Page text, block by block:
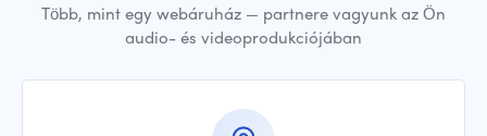
Több, mint egy webáruház — partnere vagyunk az Ön
audio- és videoprodukciójában